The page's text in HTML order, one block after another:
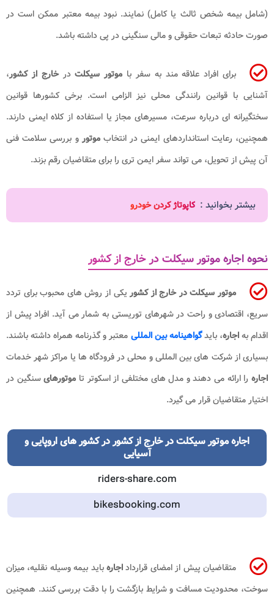
(شامل بیمه شخص ثالث یا کامل) نمایند. نبود بیمه معتبر ممکن است در
صورت حادثه تبعات حقوقی و مالی سنگینی در پی داشته باشد.
برای افراد علاقه مند به سفر با موتور سیکلتدرخارج از کشور،
آشنایی با قوانین رانندگی محلی نیز الزامی است. برخی کشورها قوانین
سختگیرانه ای درباره سرعت، مسیرهای مجاز یا استفاده از کلاه ایمنی دارند.
همچنین، رعایت استانداردهای ایمنی در انتخابموتورو بررسی سلامت فنی
آن پیش از تحویل، می تواند سفر ایمن تری را برای متقاضیان رقم بزند.
بیشتر بخوانید : کاپوتاژ کردن خودرو
نحوه اجاره موتور سیکلت در خارج از کشور
موتور سیکلت در خارج از کشوریکی از روش های محبوب برای تردد
سریع، اقتصادی و راحت در شهرهای توریستی به شمار می آید. افراد پیش از
اقدام بهاجاره، بایدگواهینامه بین المللی معتبر و گذرنامه همراه داشته باشند.
بسیاری از شرکت های بین المللی و محلی در فرودگاه ها یا مراکز شهر خدمات
اجاره را ارائه می دهند و مدل های مختلفی از اسکوتر تا موتورهایسنگین در
اختیار متقاضیان قرار می گیرد.
اجاره موتور سیکلت در خارج از کشوردرکشورهای اروپایی و
آسیایی
riders-share.com
bikesbooking.com
متقاضیان پیش از امضای قرارداداجارهباید بیمه وسیله نقلیه، میزان
سوخت، محدودیت مسافت و شرایط بازگشت را با دقت بررسی کنند. همچنین